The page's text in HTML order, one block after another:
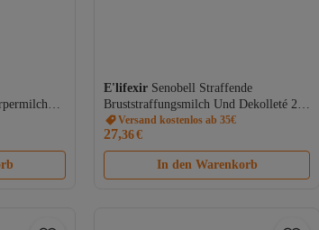
Ölen
E'lifexir Senobell Straffende
Bruststraffungsmilch Und Dekolleté 200
mlVersand kostenlos ab 35€
27,36€
In den Warenkorb